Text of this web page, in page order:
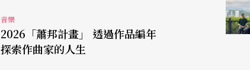
音樂
2026「蕭邦計畫」 透過作品編年
探索作曲家的人生